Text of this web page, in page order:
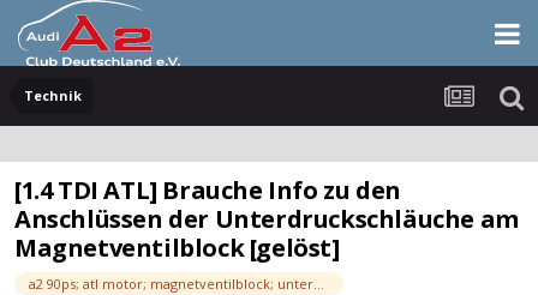
Technik
[1.4 TDI ATL] Brauche Info zu den
Anschlüssen der Unterdruckschläuche am
Magnetventilblock [gelöst]
a2 90ps; atl motor; magnetventilblock; unterdruckschlauch; unterdruckschläuche